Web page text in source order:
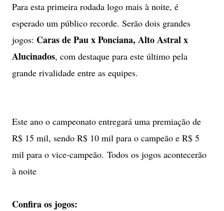
Para esta primeira rodada logo mais à noite, é
esperado um público recorde. Serão dois grandes
jogos: Caras de Pau x Ponciana, Alto Astral x
Alucinados, com destaque para este último pela
grande rivalidade entre as equipes.
Este ano o campeonato entregará uma premiação de
R$ 15 mil, sendo R$ 10 mil para o campeão e R$ 5
mil para o vice-campeão. Todos os jogos acontecerão
à noite
Confira os jogos: